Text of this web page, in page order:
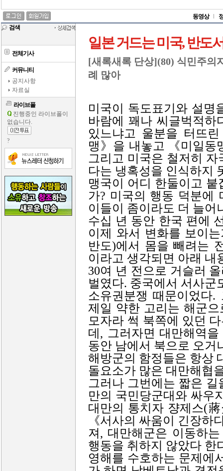
동영상
검색
전체기사
커뮤니티
공지사항
자료실
라이브폴
진행중인 라이브폴이
없습니다.
?
일본 거드는 미국, 반도
[새록새록 단상](80) 식민주의
례 많아
미국이 독도표기와 설명
바람에 꽤나 씨글벅적하
있느냐고 울분을 터뜨
맹》을 내놓고 《미일동
그리고 미국은 철저히
다는 냉혹성을 인식하지
맹국이 어디 한둘이고
가? 미국의 행동 덕분에
이들이 좀이라도 더 늘어
수십 년 동안 한국 편에
이제 와서 변화를 보이
반도)에서 몸을 빼려는
이라고 생각되면 아래 내
30여 년 전으로 거슬러
벌였다. 중국에서 서사
소유권분쟁 때문이었다
제일 약한 고리는 해군
모자라 썩 북쪽에 있던
데, 그러자면 대만해역
동안 남에서 북으로 오거
해방군의 함정들은 항상
돌요소가 많은 대만해협
그러나 그번에는 짧은
만의 국민당군대와 싸우
대만의 통치자 쟝제스(
《서사의 싸움이 긴장하
져, 대만해군은 이동하
행동을 취하지 않았다 한
영해를 수호하는 문제에